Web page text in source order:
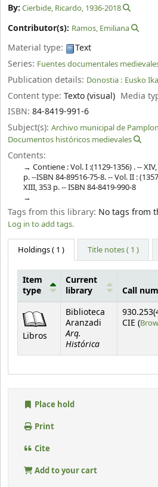
By: Cierbide, Ricardo, 1936-2018
Contributor(s): Ramos, Emiliana
Material type:
Text
Series: Fuentes documentales
Publication details: Donostia : Eusko
Content type: Texto (visual) Media
ISBN: 84-8419-991-6
Subject(s): Archivo municipal de
Documentos históricos medievales
Contents:
Contiene : Vol. I :(1129-1356) . --
p. --ISBN 84-89516-75-8. -- Vol. II :
XIII, 353 p. -- ISBN 84-8419-990-8
Tags from this library: No tags from
Log in to add tags.
Holdings( 1 ) Title notes ( 1 )
Item
type
Current
library
Call
Libros
Biblioteca
Aranzadi
Arq.
Histórica
CIE (
Place hold
Print
Cite
Add to your cart